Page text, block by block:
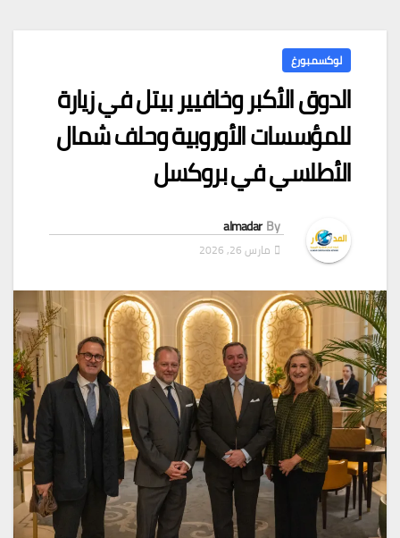
لوكسمبورغ
الدوق الأكبر وخافيير بيتل في زيارة
للمؤسسات الأوروبية وحلف شمال
الأطلسي في بروكسل
By
almadar
مارس 26, 2026